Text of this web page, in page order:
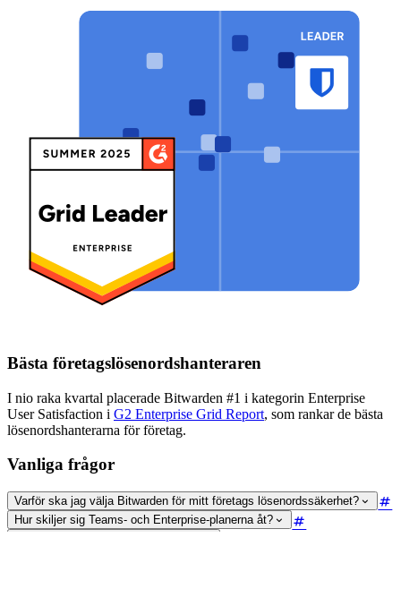
Bästa företagslösenordshanteraren
I nio raka kvartal placerade Bitwarden #1 i kategorin Enterprise
User Satisfaction i G2 Enterprise Grid Report, som rankar de bästa
lösenordshanterarna för företag.
Vanliga frågor
Varför ska jag välja Bitwarden för mitt företags lösenordssäkerhet?
Hur skiljer sig Teams- och Enterprise-planerna åt?